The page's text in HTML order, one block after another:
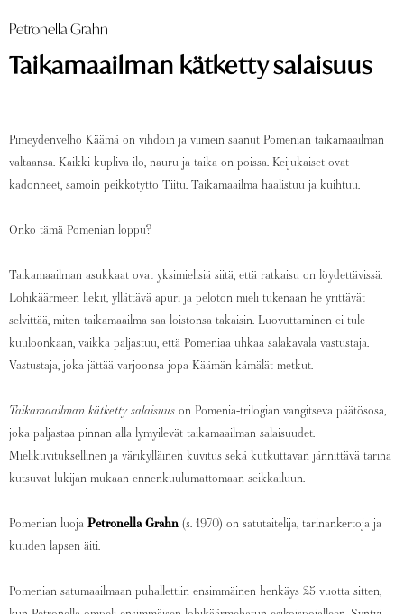
Petronella Grahn
Taikamaailman kätketty salaisuus
Pimeydenvelho Käämä on vihdoin ja viimein saanut Pomenian taikamaailman
valtaansa. Kaikki kupliva ilo, nauru ja taika on poissa. Keijukaiset ovat
kadonneet, samoin peikkotyttö Tiitu. Taikamaailma haalistuu ja kuihtuu.
Onko tämä Pomenian loppu?
Taikamaailman asukkaat ovat yksimielisiä siitä, että ratkaisu on löydettävissä.
Lohikäärmeen liekit, yllättävä apuri ja peloton mieli tukenaan he yrittävät
selvittää, miten taikamaailma saa loistonsa takaisin. Luovuttaminen ei tule
kuuloonkaan, vaikka paljastuu, että Pomeniaa uhkaa salakavala vastustaja.
Vastustaja, joka jättää varjoonsa jopa Käämän kämälät metkut.
Taikamaailman kätketty salaisuus on Pomenia-trilogian vangitseva päätösosa,
joka paljastaa pinnan alla lymyilevät taikamaailman salaisuudet.
Mielikuvituksellinen ja värikylläinen kuvitus sekä kutkuttavan jännittävä tarina
kutsuvat lukijan mukaan ennenkuulumattomaan seikkailuun.
Pomenian luoja Petronella Grahn (s. 1970) on satutaitelija, tarinankertoja ja
kuuden lapsen äiti.
Pomenian satumaailmaan puhallettiin ensimmäinen henkäys 25 vuotta sitten,